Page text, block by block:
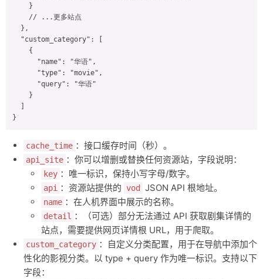
    }
    // ...更多站点
  },
  "custom_category": [
    {
      "name": "华语",
      "type": "movie",
      "query": "华语"
    }
}
cache_time ：接口缓存时间（秒）。
api_site ：你可以增删或替换任何资源站，字段说明：
key ：唯一标识，保持小写字母/数字。
api ：资源站提供的 vod JSON API 根地址。
name ：在人机界面中展示的名称。
detail ：（可选）部分无法通过 API 获取剧集详情的
站点，需要提供网页详情根 URL，用于爬取。
custom_category ：自定义分类配置，用于在导航中添加个
性化的影视分类。以 type + query 作为唯一标识。支持以下
字段：